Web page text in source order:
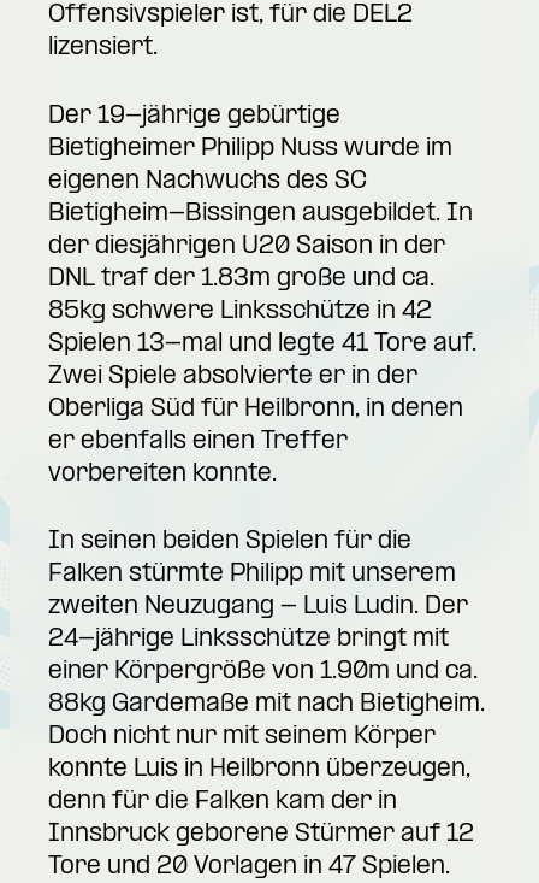
Offensivspieler ist, für die DEL2
lizensiert.
Der 19-jährige gebürtige
Bietigheimer Philipp Nuss wurde im
eigenen Nachwuchs des SC
Bietigheim-Bissingen ausgebildet. In
der diesjährigen U20 Saison in der
DNL traf der 1.83m große und ca.
85kg schwere Linksschütze in 42
Spielen 13-mal und legte 41 Tore auf.
Zwei Spiele absolvierte er in der
Oberliga Süd für Heilbronn, in denen
er ebenfalls einen Treffer
vorbereiten konnte.
In seinen beiden Spielen für die
Falken stürmte Philipp mit unserem
zweiten Neuzugang - Luis Ludin. Der
24-jährige Linksschütze bringt mit
einer Körpergröße von 1.90m und ca.
88kg Gardemaße mit nach Bietigheim.
Doch nicht nur mit seinem Körper
konnte Luis in Heilbronn überzeugen,
denn für die Falken kam der in
Innsbruck geborene Stürmer auf 12
Tore und 20 Vorlagen in 47 Spielen.